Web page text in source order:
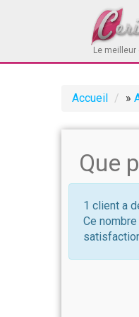
Le
Accueil »
Que
1 client a
Ce